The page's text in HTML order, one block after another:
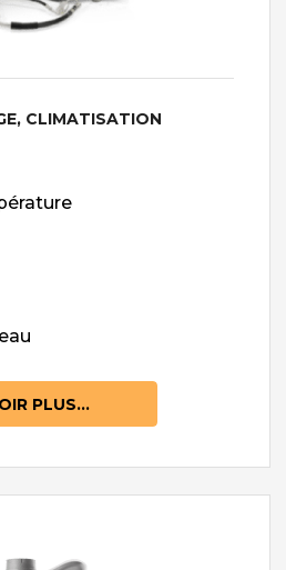
CLIMATISATION
PLUS...